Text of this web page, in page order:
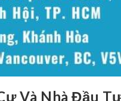
Và Nhà Đầu